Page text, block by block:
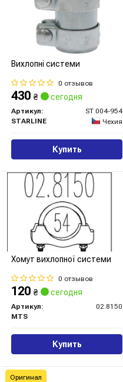
Вихлопнi системи
0 отзывов
430 ₴ сегодня
Артикул:
ST 004-954
STARLINE
Чехия
Купить
Хомут вихлопної системи
0 отзывов
120 ₴ сегодня
Артикул:
02.8150
MTS
Купить
Оригинал